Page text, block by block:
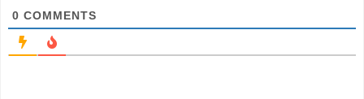
0 COMMENTS